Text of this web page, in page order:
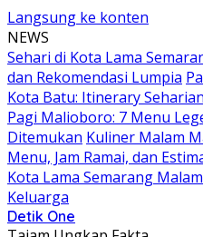
Langsung ke konten
NEWS
Sehari di Kota Lama
dan Rekomendasi Lumpia
Kota Batu: Itinerary
Pagi Malioboro: 7 Menu
Ditemukan Kuliner Malam
Menu, Jam Ramai, dan
Kota Lama Semarang
Keluarga
Detik One